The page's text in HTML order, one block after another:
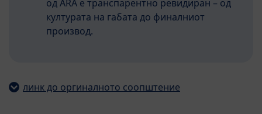
од ARA е транспарентно ревидиран – од
културата на габата до финалниот
производ.
линк до оргиналното соопштение